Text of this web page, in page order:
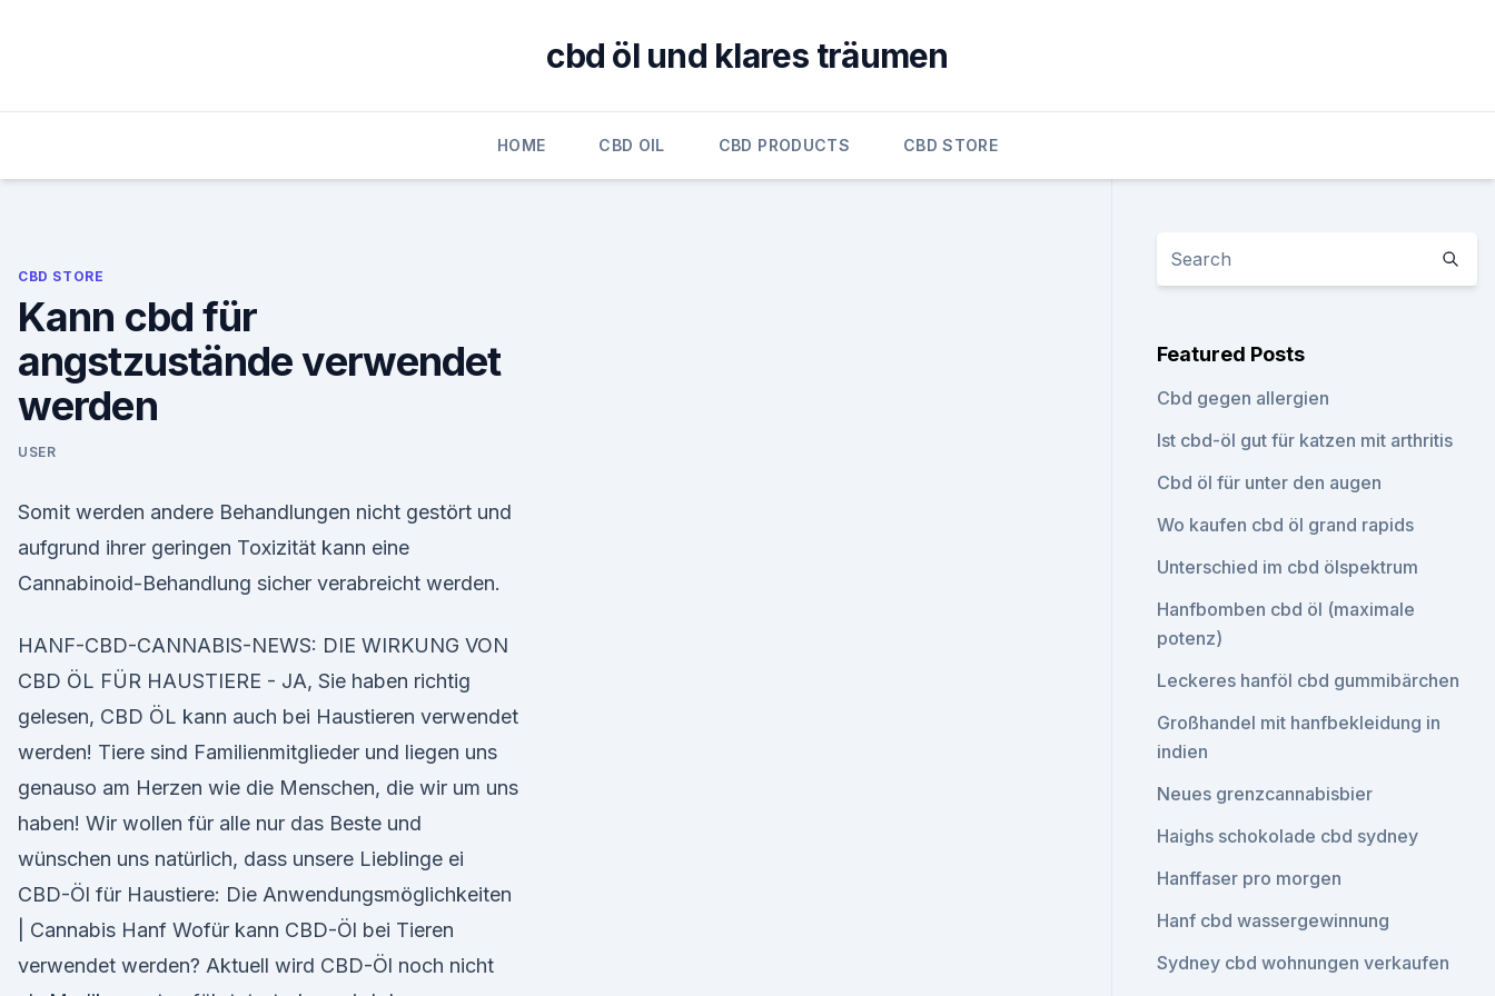
cbd öl und klares träumen
HOME CBD OIL CBD PRODUCTS CBD STORE
CBD STORE
Kann cbd für
angstzustände verwendet
werden
USER
Somit werden andere Behandlungen nicht gestört und
aufgrund ihrer geringen Toxizität kann eine
Cannabinoid-Behandlung sicher verabreicht werden.
HANF-CBD-CANNABIS-NEWS: DIE WIRKUNG VON
CBD ÖL FÜR HAUSTIERE - JA, Sie haben richtig
gelesen, CBD ÖL kann auch bei Haustieren verwendet
werden! Tiere sind Familienmitglieder und liegen uns
genauso am Herzen wie die Menschen, die wir um uns
haben! Wir wollen für alle nur das Beste und
wünschen uns natürlich, dass unsere Lieblinge ei
CBD-Öl für Haustiere: Die Anwendungsmöglichkeiten
| Cannabis Hanf Wofür kann CBD-Öl bei Tieren
verwendet werden? Aktuell wird CBD-Öl noch nicht
Featured Posts
Cbd gegen allergien
Ist cbd-öl gut für katzen mit arthritis
Cbd öl für unter den augen
Wo kaufen cbd öl grand rapids
Unterschied im cbd ölspektrum
Hanfbomben cbd öl (maximale
potenz)
Leckeres hanföl cbd gummibärchen
Großhandel mit hanfbekleidung in
indien
Neues grenzcannabisbier
Haighs schokolade cbd sydney
Hanffaser pro morgen
Hanf cbd wassergewinnung
Sydney cbd wohnungen verkaufen